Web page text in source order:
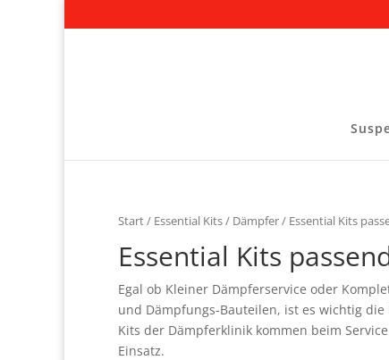
Start/ Essential Kits/ Dämpfer/ Essential Kits
Essential Kits
Egal ob Kleiner Dämpferservice oder
und Dämpfungs-Bauteilen, ist es wichtig die
Kits der Dämpferklinik kommen beim
Einsatz.